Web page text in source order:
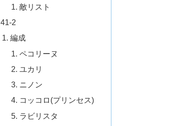
敵リスト
41-2
編成
ペコリーヌ
ユカリ
ニノン
コッコロ(プリンセス)
ラビリスタ